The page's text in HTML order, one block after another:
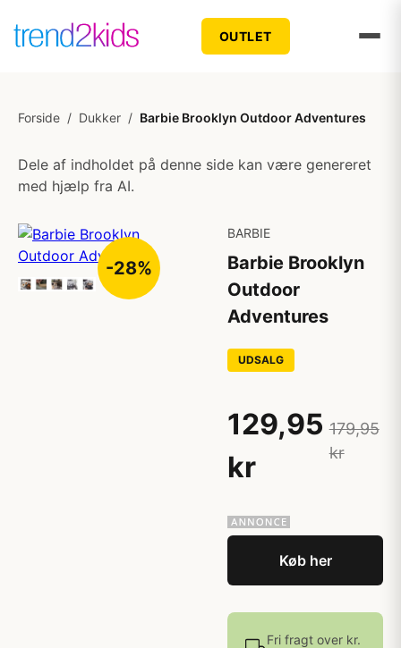
OUTLET
Forside / Dukker / Barbie Brooklyn Outdoor Adventures
Dele af indholdet på denne side kan være genereret
med hjælp fra AI.
-28%
BARBIE
Barbie Brooklyn
Outdoor
Adventures
UDSALG
129,95
kr
179,95
kr
Køb her
Fri fragt over kr.